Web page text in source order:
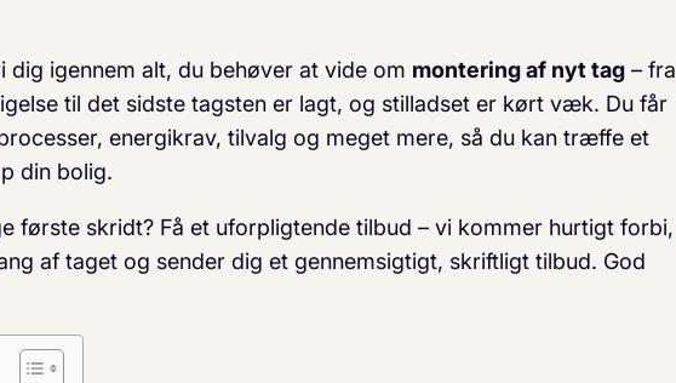
igennem alt, du behøver at vide om montering af nyt tag– fra
til det sidste tagsten er lagt, og stilladset er kørt væk. Du får
energikrav, tilvalg og meget mere, så du kan træffe et
din bolig.
første skridt? Få et uforpligtende tilbud – vi kommer hurtigt forbi,
af taget og sender dig et gennemsigtigt, skriftligt tilbud. God